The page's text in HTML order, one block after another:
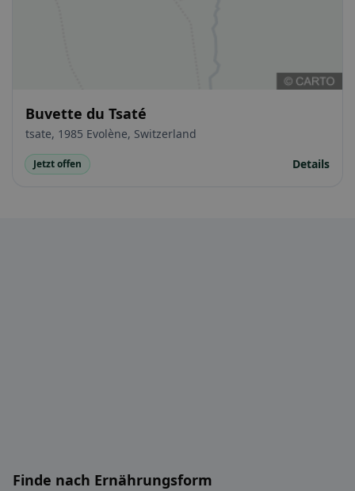
Buvette du Tsaté
tsate, 1985 Evolène, Switzerland
Jetzt offen Details
Finde nach Ernährungsform